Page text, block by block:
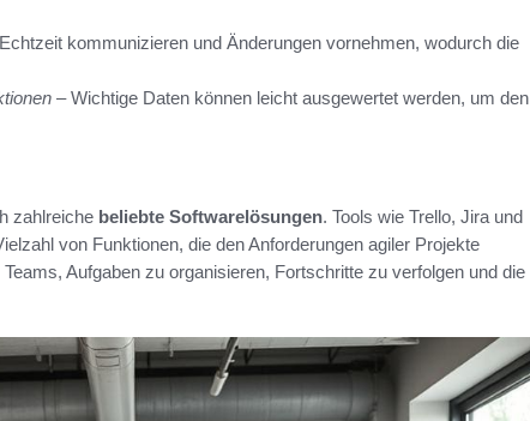
kommunizieren und Änderungen vornehmen, wodurch die
– Wichtige Daten können leicht ausgewertet werden, um den
zahlreiche beliebte Softwarelösungen. Tools wie Trello, Jira und
von Funktionen, die den Anforderungen agiler Projekte
Aufgaben zu organisieren, Fortschritte zu verfolgen und die